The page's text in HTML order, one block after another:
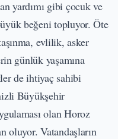
yardımı gibi çocuk ve
beğeni topluyor. Öte
evlilik, asker
günlük yaşamına
de ihtiyaç sahibi
Büyükşehir
olan Horoz
oluyor. Vatandaşların